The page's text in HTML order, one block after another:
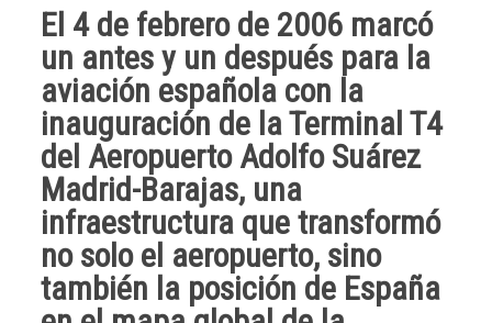
El 4 de febrero de 2006marcó
un antes y un después para la
aviación española con la
inauguración de laTerminal T4
del Aeropuerto Adolfo Suárez
Madrid-Barajas, una
infraestructura que transformó
no solo el aeropuerto, sino
también la posición de España